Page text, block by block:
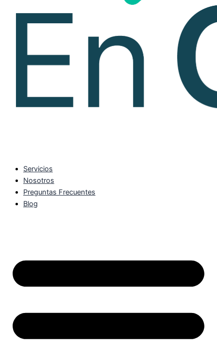
Servicios
Nosotros
Preguntas Frecuentes
Blog